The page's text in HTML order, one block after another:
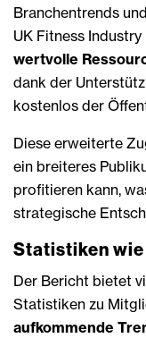
Branchentrends
UK Fitness
wertvolle
dank der
kostenlos der
Diese erweiterte
ein breiteres
profitieren kann,
strategische
Statistiken
Der Bericht bietet
Statistiken zu
aufkommende